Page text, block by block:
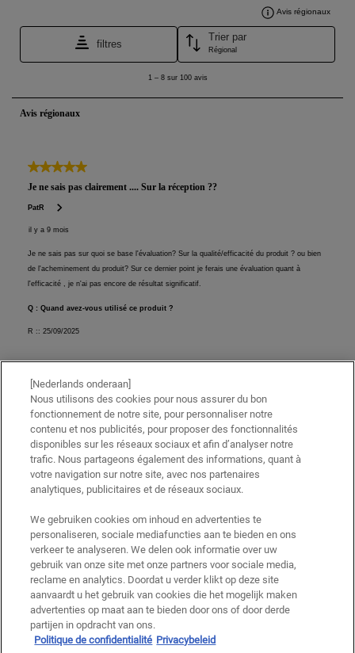
[Nederlands onderaan]
Nous utilisons des cookies pour nous assurer du bon
fonctionnement de notre site, pour personnaliser notre
contenu et nos publicités, pour proposer des fonctionnalités
disponibles sur les réseaux sociaux et afin d’analyser notre
trafic. Nous partageons également des informations, quant à
votre navigation sur notre site, avec nos partenaires
analytiques, publicitaires et de réseaux sociaux.
We gebruiken cookies om inhoud en advertenties te
personaliseren, sociale mediafuncties aan te bieden en ons
verkeer te analyseren. We delen ook informatie over uw
gebruik van onze site met onze partners voor sociale media,
reclame en analytics. Doordat u verder klikt op deze site
aanvaardt u het gebruik van cookies die het mogelijk maken
advertenties op maat aan te bieden door ons of door derde
partijen in opdracht van ons.
Politique de confidentialité Privacybeleid